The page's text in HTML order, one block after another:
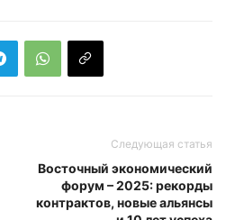
Следующая статья
Восточный экономический
форум – 2025: рекорды
контрактов, новые альянсы